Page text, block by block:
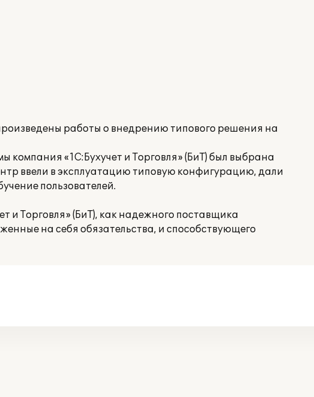
работы о внедрению типового решения на
«1С:Бухучет и Торговля» (БиТ) был выбрана
ввели в эксплуатацию типовую конфигурацию, дали
пользователей.
и Торговля» (БиТ), как надежного поставщика
на себя обязательства, и способствующего